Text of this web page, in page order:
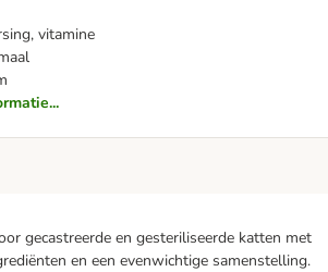
vitamine
gecastreerde en gesteriliseerde katten met
en een evenwichtige samenstelling.